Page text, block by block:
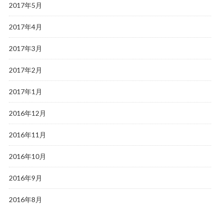
2017年5月
2017年4月
2017年3月
2017年2月
2017年1月
2016年12月
2016年11月
2016年10月
2016年9月
2016年8月